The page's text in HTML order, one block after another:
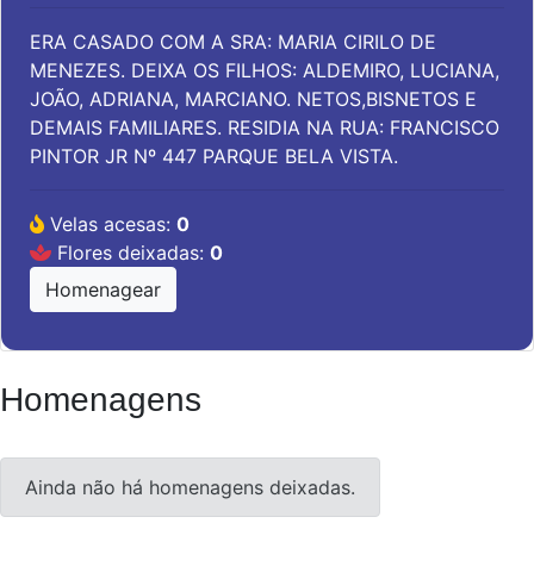
ERA CASADO COM A SRA: MARIA CIRILO DE
MENEZES. DEIXA OS FILHOS: ALDEMIRO, LUCIANA,
JOÃO, ADRIANA, MARCIANO. NETOS,BISNETOS E
DEMAIS FAMILIARES. RESIDIA NA RUA: FRANCISCO
PINTOR JR Nº 447 PARQUE BELA VISTA.
Velas acesas: 0
Flores deixadas: 0
Homenagear
Homenagens
Ainda não há homenagens deixadas.